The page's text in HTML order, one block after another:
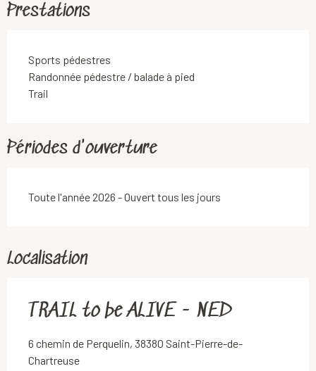
Prestations
Sports pédestres
Randonnée pédestre / balade à pied
Trail
Périodes d'ouverture
Toute l'année 2026 - Ouvert tous les jours
Localisation
TRAIL to be ALIVE - NED
6 chemin de Perquelin, 38380 Saint-Pierre-de-
Chartreuse